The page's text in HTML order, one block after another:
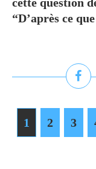
“D’après ce
1 2 3